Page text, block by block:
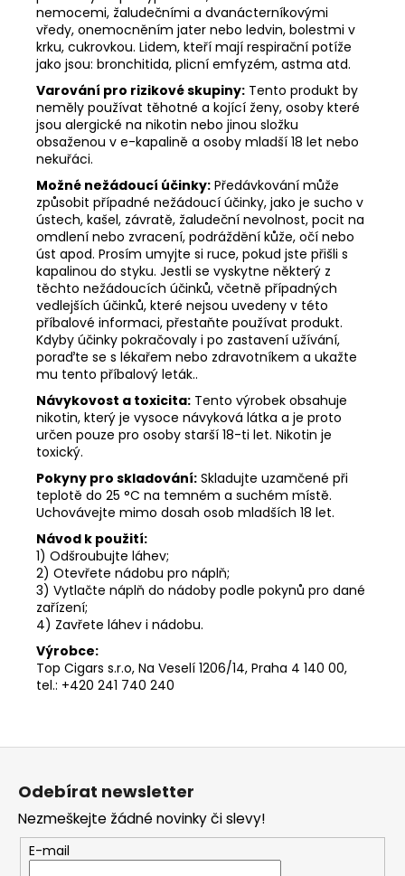
nemocemi, žaludečními a dvanácterníkovými
vředy, onemocněním jater nebo ledvin, bolestmi v
krku, cukrovkou. Lidem, kteří mají respirační potíže
jako jsou: bronchitida, plicní emfyzém, astma atd.
Varování pro rizikové skupiny: Tento produkt by
neměly používat těhotné a kojící ženy, osoby které
jsou alergické na nikotin nebo jinou složku
obsaženou v e-kapalině a osoby mladší 18 let nebo
nekuřáci.
Možné nežádoucí účinky: Předávkování může
způsobit případné nežádoucí účinky, jako je sucho v
ústech, kašel, závratě, žaludeční nevolnost, pocit na
omdlení nebo zvracení, podráždění kůže, očí nebo
úst apod. Prosím umyjte si ruce, pokud jste přišli s
kapalinou do styku. Jestli se vyskytne některý z
těchto nežádoucích účinků, včetně případných
vedlejších účinků, které nejsou uvedeny v této
příbalové informaci, přestaňte používat produkt.
Kdyby účinky pokračovaly i po zastavení užívání,
poraďte se s lékařem nebo zdravotníkem a ukažte
mu tento příbalový leták..
Návykovost a toxicita: Tento výrobek obsahuje
nikotin, který je vysoce návyková látka a je proto
určen pouze pro osoby starší 18-ti let. Nikotin je
toxický.
Pokyny pro skladování: Skladujte uzamčené při
teplotě do 25 °C na temném a suchém místě.
Uchovávejte mimo dosah osob mladších 18 let.
Návod k použití:
1) Odšroubujte láhev;
2) Otevřete nádobu pro náplň;
3) Vytlačte náplň do nádoby podle pokynů pro dané
zařízení;
4) Zavřete láhev i nádobu.
Výrobce:
Top Cigars s.r.o, Na Veselí 1206/14, Praha 4 140 00,
tel.: +420 241 740 240
Odebírat newsletter
Nezmeškejte žádné novinky či slevy!
E-mail